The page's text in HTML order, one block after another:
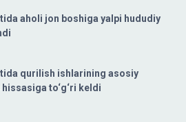
aholi jon boshiga yalpi hududiy
qurilish ishlarining asosiy
to‘g‘ri keldi